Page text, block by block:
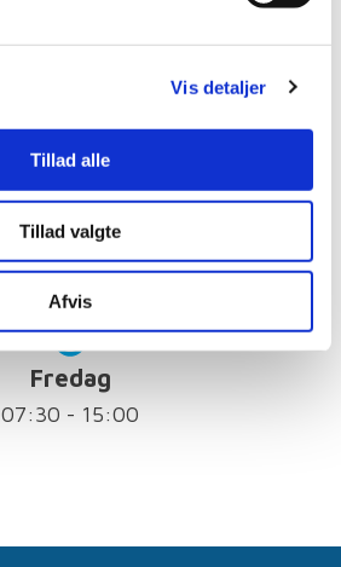
Vis detaljer
Tillad alle
Tillad valgte
Afvis
Torsdag
07:30 - 18:00
Fredag
07:30 - 15:00